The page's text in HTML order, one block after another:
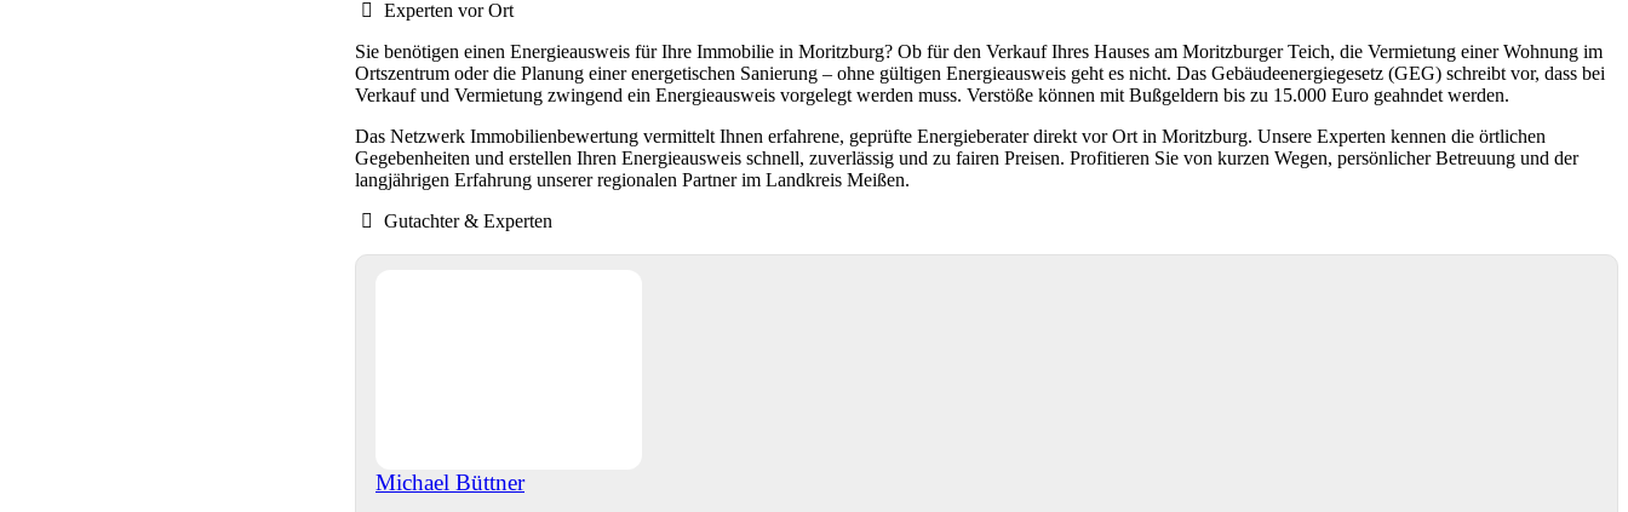
Experten vor Ort
Sie benötigen einen Energieausweis für Ihre Immobilie in Moritzburg? Ob für den Verkauf Ihres Hauses am Moritzburger Teich, die Vermietung einer Wohnung im
Ortszentrum oder die Planung einer energetischen Sanierung – ohne gültigen Energieausweis geht es nicht. Das Gebäudeenergiegesetz (GEG) schreibt vor, dass bei
Verkauf und Vermietung zwingend ein Energieausweis vorgelegt werden muss. Verstöße können mit Bußgeldern bis zu 15.000 Euro geahndet werden.
Das Netzwerk Immobilienbewertung vermittelt Ihnen erfahrene, geprüfte Energieberater direkt vor Ort in Moritzburg. Unsere Experten kennen die örtlichen
Gegebenheiten und erstellen Ihren Energieausweis schnell, zuverlässig und zu fairen Preisen. Profitieren Sie von kurzen Wegen, persönlicher Betreuung und der
langjährigen Erfahrung unserer regionalen Partner im Landkreis Meißen.
Gutachter & Experten
Michael Büttner